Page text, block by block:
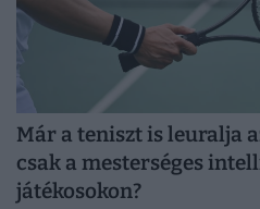
Már a teniszt is leuralja
csak a mesterséges
játékosokon?